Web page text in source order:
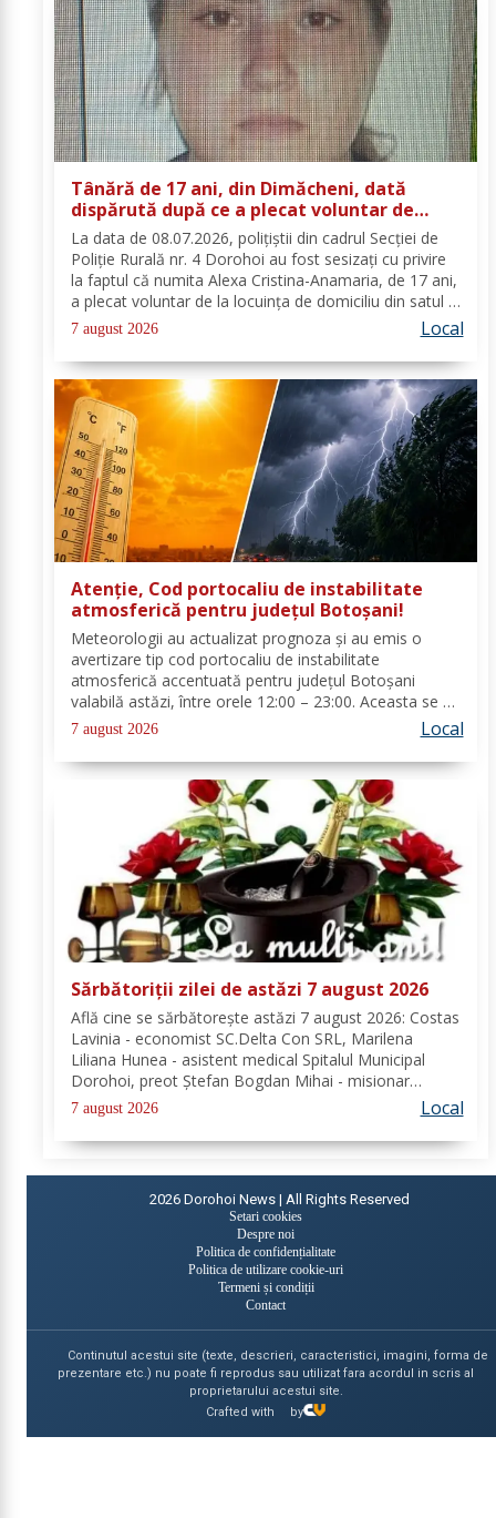
Tânără de 17 ani, din Dimăcheni, dată
dispărută după ce a plecat voluntar de
acasă și nu a mai revenit
La data de 08.07.2026, polițiștii din cadrul Secției de
Poliție Rurală nr. 4 Dorohoi au fost sesizați cu privire
la faptul că numita Alexa Cristina-Anamaria, de 17 ani,
a plecat voluntar de la locuința de domiciliu din satul și
comuna Dimăcheni, județul Botoșani. Semnalmentele
numitei Alexa...
7 august 2026 Local
Atenție, Cod portocaliu de instabilitate
atmosferică pentru județul Botoșani!
Meteorologii au actualizat prognoza și au emis o
avertizare tip cod portocaliu de instabilitate
atmosferică accentuată pentru județul Botoșani
valabilă astăzi, între orele 12:00 – 23:00. Aceasta se va
manifesta prin intensificări ale vântului, vijelii puternice
(rafale de 70...90 km/h), averse...
7 august 2026 Local
Sărbătoriții zilei de astăzi 7 august 2026
Află cine se sărbătoreşte astăzi 7 august 2026: Costas
Lavinia - economist SC.Delta Con SRL, Marilena
Liliana Hunea - asistent medical Spitalul Municipal
Dorohoi, preot Ștefan Bogdan Mihai - misionar
protopopesc Protopopiatul Dorohoi, Marcela Simona
Vieru - profesor Grup Școlar Alexandru Vlahuță...
7 august 2026 Local
2026 Dorohoi News | All Rights Reserved
Setari cookies
Despre noi
Politica de confidențialitate
Politica de utilizare cookie-uri
Termeni și condiții
Contact
Continutul acestui site (texte, descrieri, caracteristici, imagini, forma de
prezentare etc.) nu poate fi reprodus sau utilizat fara acordul in scris al
proprietarului acestui site.
Crafted with
by